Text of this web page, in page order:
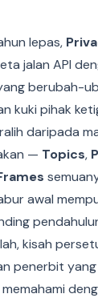
lepas,
jalan API
berubah-
kuki pihak
daripada
— Topics,
awal
kisah
penerbit